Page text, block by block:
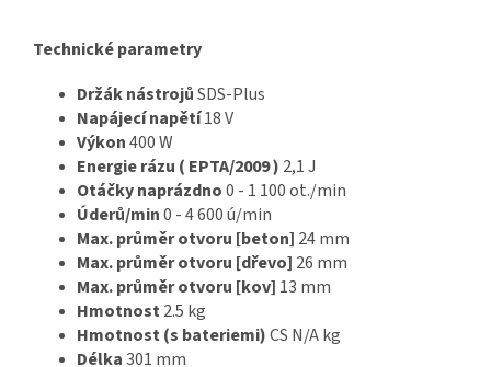
Technické parametry
Držák nástrojůSDS-Plus
Napájecí napětí18 V
Výkon400 W
Energie rázu ( EPTA/2009 ) 2,1 J
Otáčky naprázdno0 - 1 100 ot./min
Úderů/min0 - 4 600 ú/min
Max. průměr otvoru [beton] 24 mm
Max. průměr otvoru [dřevo] 26 mm
Max. průměr otvoru [kov] 13 mm
Hmotnost2.5 kg
Hmotnost (s bateriemi)CS N/A kg
Délka301 mm